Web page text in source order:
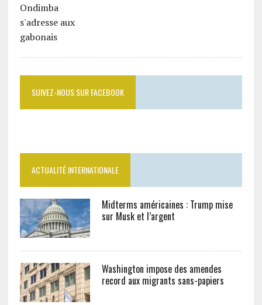
SUIVEZ-NOUS SUR FACEBOOK
ACTUALITÉ INTERNATIONALE
Midterms américaines : Trump mise
sur Musk et l’argent
Washington impose des amendes
record aux migrants sans-papiers